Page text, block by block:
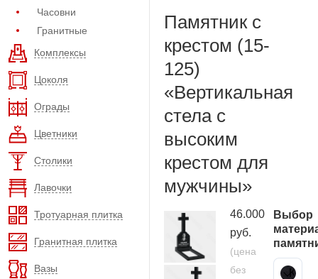
Часовни
Гранитные
Комплексы
Цоколя
Ограды
Цветники
Столики
Лавочки
Тротуарная плитка
Гранитная плитка
Вазы
Памятник с
крестом (15-
125)
«Вертикальная
стела с
высоким
крестом для
мужчины»
46.000
руб.
(цена
без
Выбор
Карельский гранит